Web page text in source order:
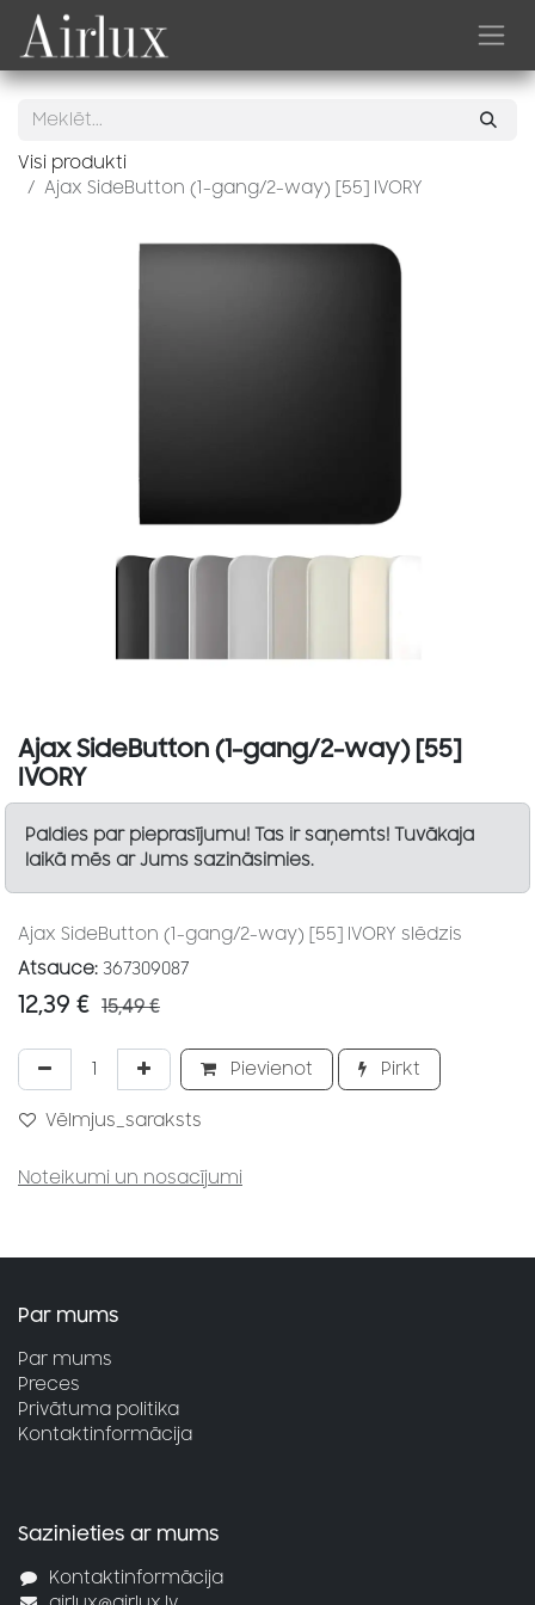
Skip to Content
Visi produkti
Ajax SideButton (1-gang/2-way) [55] IVORY
Ajax SideButton (1-gang/2-way) [55]
IVORY
Paldies par pieprasījumu! Tas ir saņemts! Tuvākaja
laikā mēs ar Jums sazināsimies.
Ajax SideButton (1-gang/2-way) [55] IVORY slēdzis
Atsauce: 367309087
12,39 € 15,49€
Pievienot Pirkt
Vēlmjus_saraksts
Noteikumi un nosacījumi
Par mums
Par mums
Preces
Privātuma politika
Kontaktinformācija
Sazinieties ar mums
Kontaktinformācija